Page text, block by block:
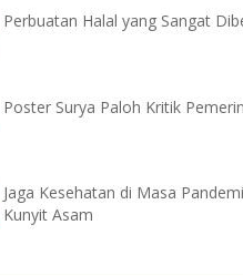
Perbuatan Halal yang Sangat
Poster Surya Paloh Kritik
Jaga Kesehatan di Masa
Kunyit Asam